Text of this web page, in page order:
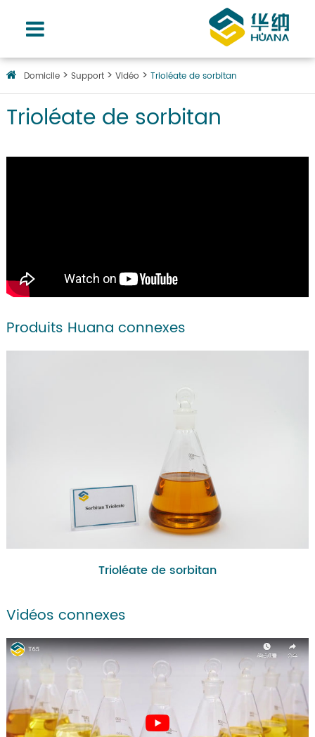
Domicile Support Vidéo Trioléate de sorbitan
Trioléate de sorbitan
Produits Huana connexes
Trioléate de sorbitan
Vidéos connexes